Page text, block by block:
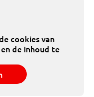
cookies van
de inhoud te